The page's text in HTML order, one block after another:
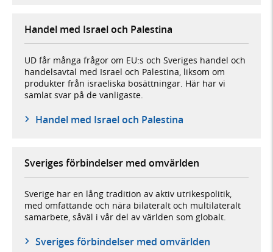
Handel med Israel och Palestina
UD får många frågor om EU:s och Sveriges handel och
handelsavtal med Israel och Palestina, liksom om
produkter från israeliska bosättningar. Här har vi
samlat svar på de vanligaste.
Handel med Israel och Palestina
Sveriges förbindelser med omvärlden
Sverige har en lång tradition av aktiv utrikespolitik,
med omfattande och nära bilateralt och multilateralt
samarbete, såväl i vår del av världen som globalt.
Sveriges förbindelser med omvärlden